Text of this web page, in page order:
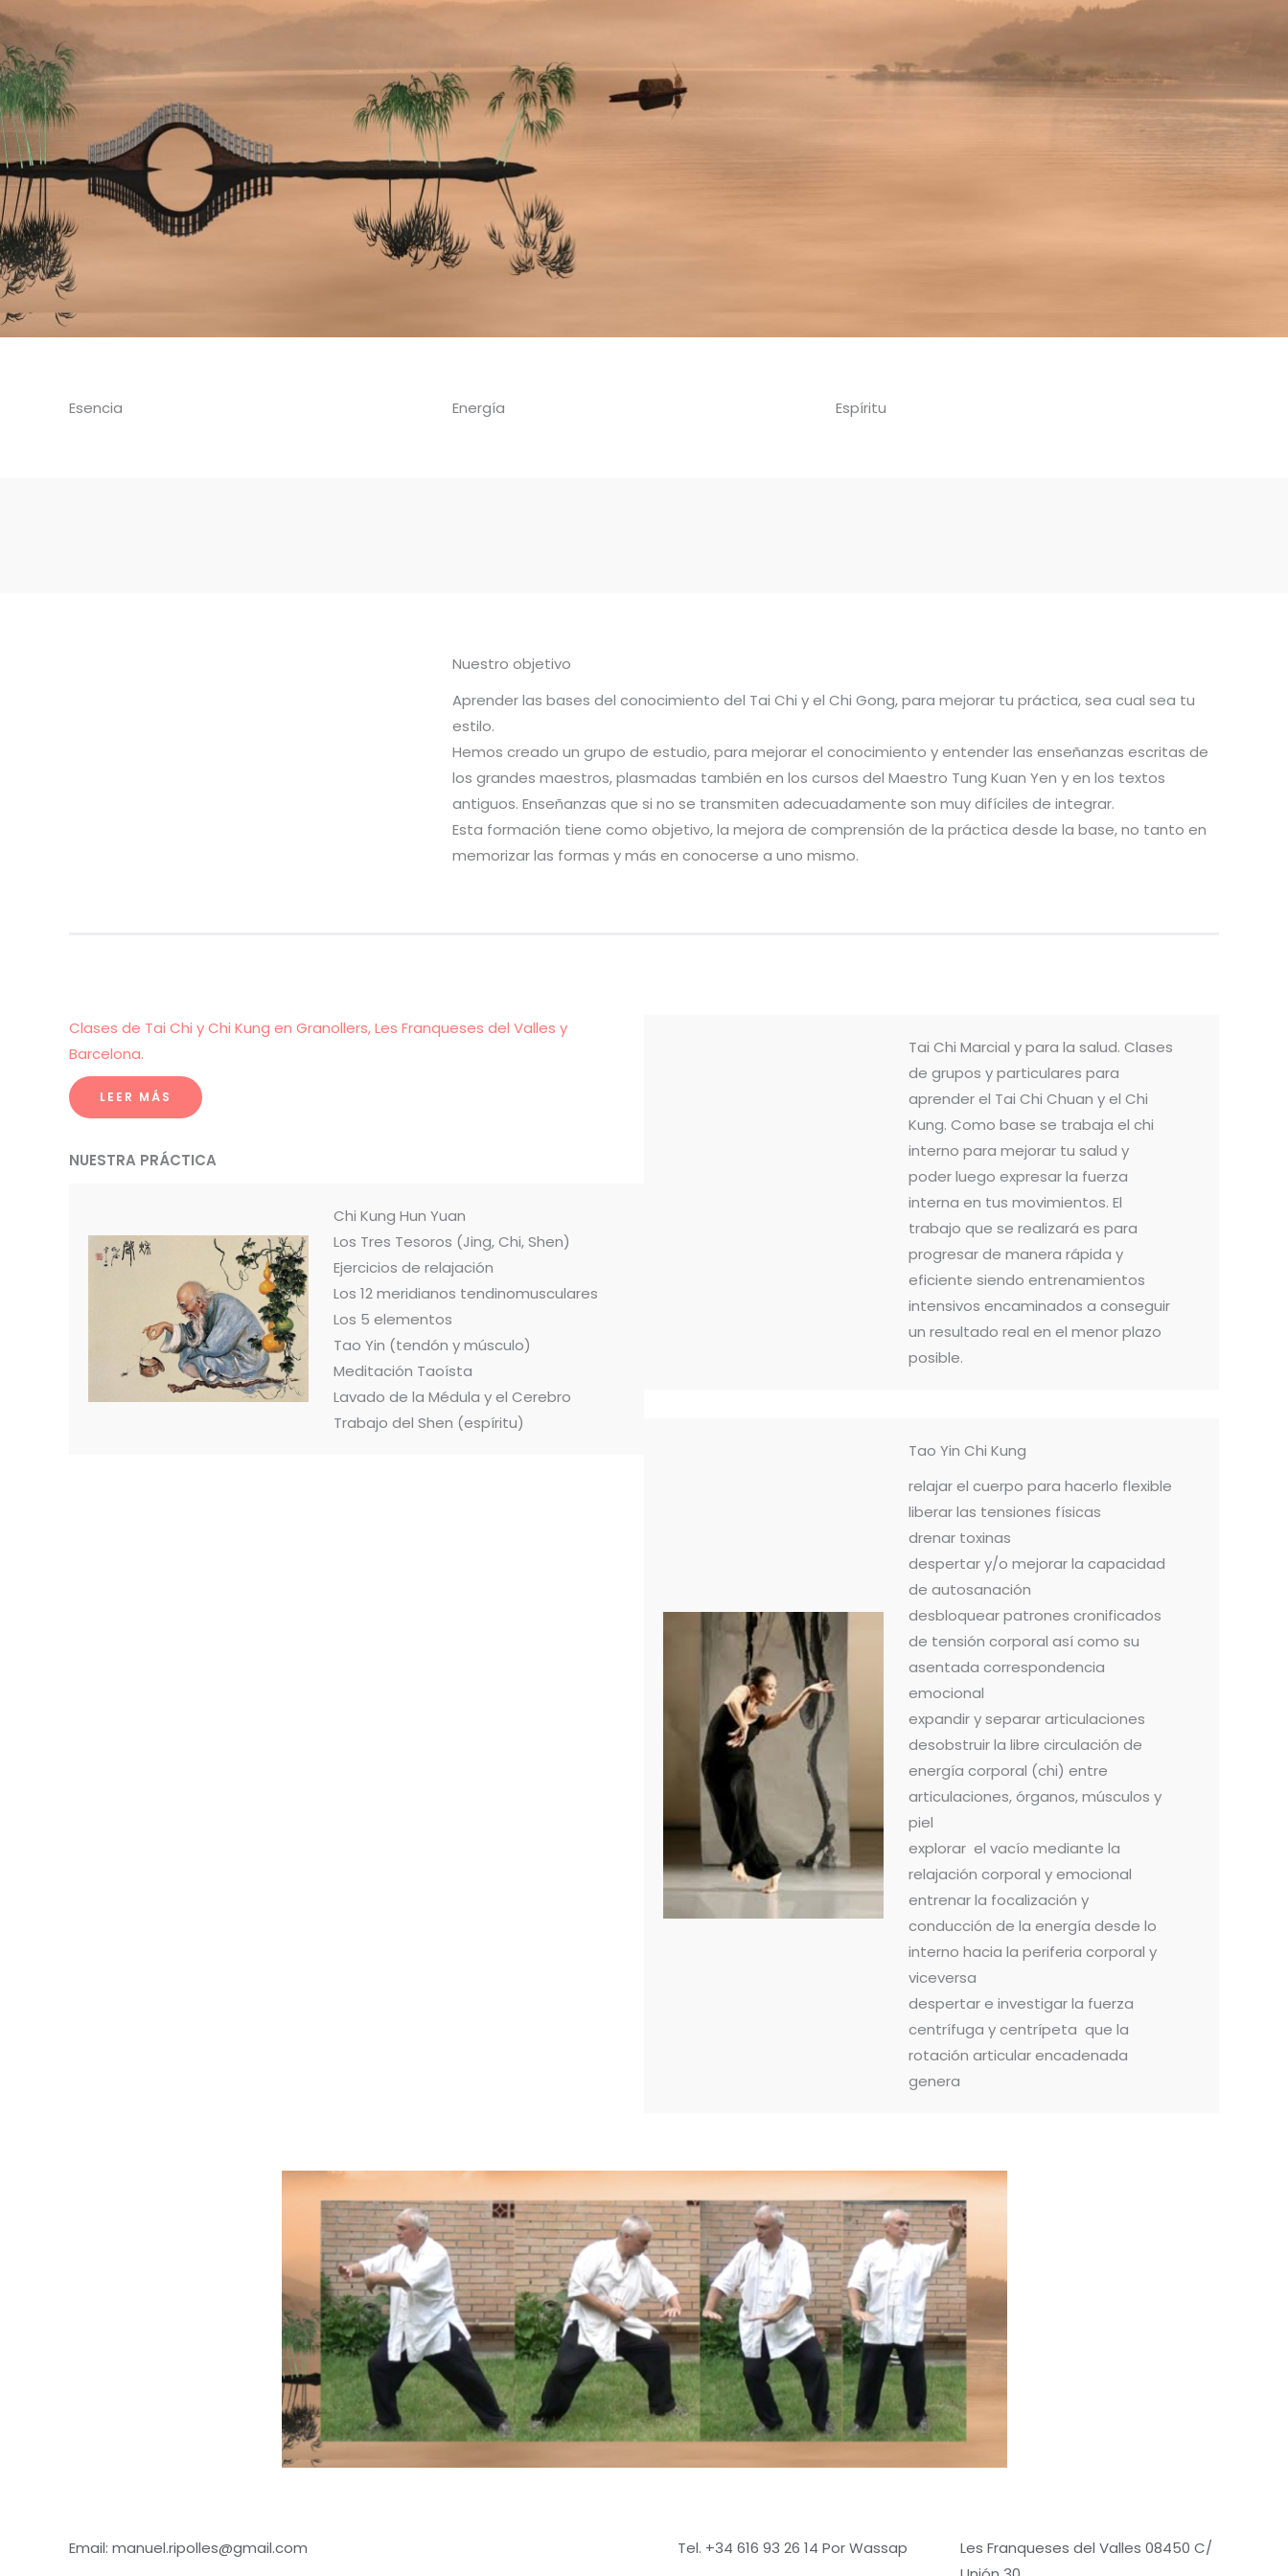
Esencia Energía Espíritu
Nuestro objetivo
Aprender las bases del conocimiento del Tai Chi y el Chi Gong, para mejorar tu práctica, sea cual sea tu
estilo.
Hemos creado un grupo de estudio, para mejorar el conocimiento y entender las enseñanzas escritas de
los grandes maestros, plasmadas también en los cursos del Maestro Tung Kuan Yen y en los textos
antiguos. Enseñanzas que si no se transmiten adecuadamente son muy difíciles de integrar.
Esta formación tiene como objetivo, la mejora de comprensión de la práctica desde la base, no tanto en
memorizar las formas y más en conocerse a uno mismo.
Clases de Tai Chi y Chi Kung en Granollers, Les Franqueses del Valles y
Barcelona.
LEER MÁS
NUESTRA PRÁCTICA
Chi Kung Hun Yuan
Los Tres Tesoros (Jing, Chi, Shen)
Ejercicios de relajación
Los 12 meridianos tendinomusculares
Los 5 elementos
Tao Yin (tendón y músculo)
Meditación Taoísta
Lavado de la Médula y el Cerebro
Trabajo del Shen (espíritu)
Tai Chi Marcial y para la salud. Clases
de grupos y particulares para
aprender el Tai Chi Chuan y el Chi
Kung. Como base se trabaja el chi
interno para mejorar tu salud y
poder luego expresar la fuerza
interna en tus movimientos. El
trabajo que se realizará es para
progresar de manera rápida y
eficiente siendo entrenamientos
intensivos encaminados a conseguir
un resultado real en el menor plazo
posible.
Tao Yin Chi Kung
relajar el cuerpo para hacerlo flexible
liberar las tensiones físicas
drenar toxinas
despertar y/o mejorar la capacidad
de autosanación
desbloquear patrones cronificados
de tensión corporal así como su
asentada correspondencia
emocional
expandir y separar articulaciones
desobstruir la libre circulación de
energía corporal (chi) entre
articulaciones, órganos, músculos y
piel
explorar el vacío mediante la
relajación corporal y emocional
entrenar la focalización y
conducción de la energía desde lo
interno hacia la periferia corporal y
viceversa
despertar e investigar la fuerza
centrífuga y centrípeta que la
rotación articular encadenada
genera
Email: manuel.ripolles@gmail.com Tel. +34 616 93 26 14 Por Wassap
Les Franqueses del Valles 08450 C/